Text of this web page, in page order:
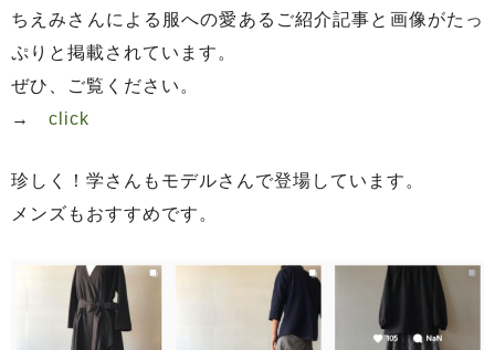
ちえみさんによる服への愛あるご紹介記事と画像がたっ
ぷりと掲載されています。
ぜひ、ご覧ください。
→ click
珍しく！学さんもモデルさんで登場しています。
メンズもおすすめです。